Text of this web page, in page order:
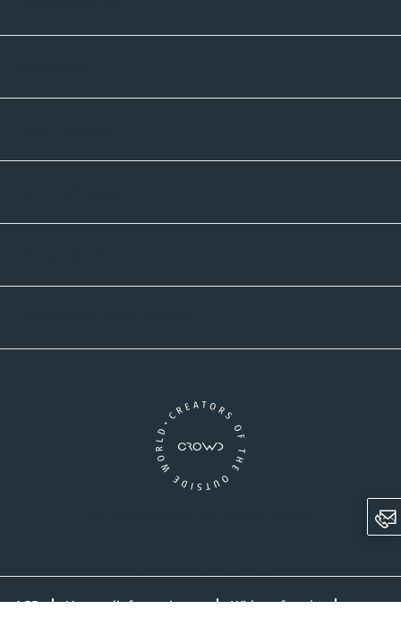
AGB Versandinformationen Widerrufsrecht